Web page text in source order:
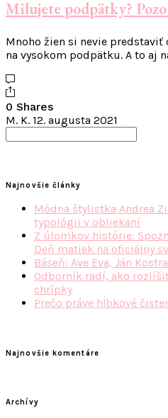
Milujete podpätky?
Mnoho žien si nevie
na vysokom podpätku. A to aj
0 Shares
M. K. 12. augusta 2021
Najnovšie články
Módna štylistka Andrea
typológii v obliekaní
Z úlomkov histórie:
Deň matiek na oficiálny
Báseň: Ave Eva, Ján Kostra
Odborník radí, ako rozlíšiť
chrípky
Prečo práve hĺbkové
Najnovšie komentáre
Archívy